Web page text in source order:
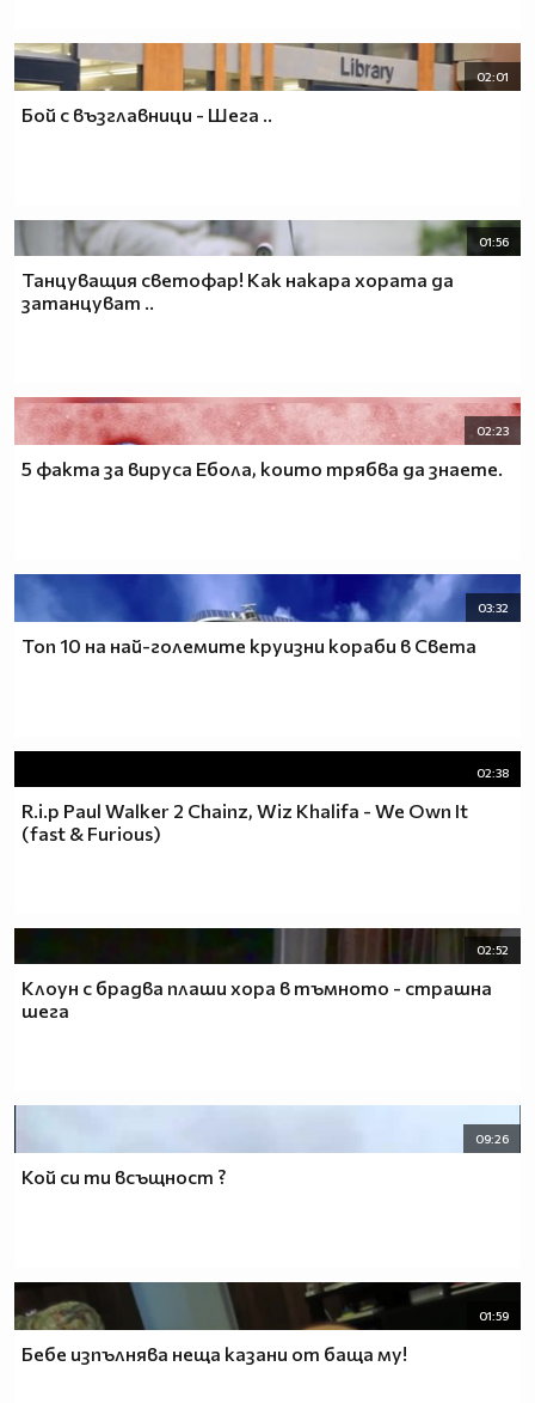
02:01
Бой с възглавници - Шега ..
01:56
Танцуващия светофар! Как накара хората да
затанцуват ..
02:23
5 факта за вируса Ебола, които трябва да знаете.
03:32
Топ 10 на най-големите круизни кораби в Света
02:38
R.i.p Paul Walker 2 Chainz, Wiz Khalifa - We Own It
(fast & Furious)
02:52
Клоун с брадва плаши хора в тъмното - страшна
шега
09:26
Кой си ти всъщност ?
01:59
Бебе изпълнява неща казани от баща му!